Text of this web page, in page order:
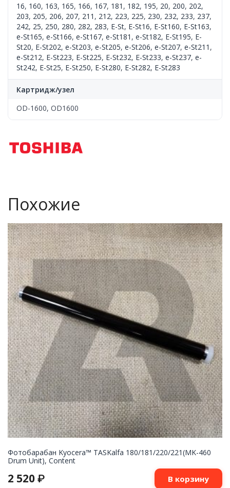
16, 160, 163, 165, 166, 167, 181 , 182, 195, 20, 200, 202,
203, 205, 206, 207, 211 , 212, 223, 225, 230, 232, 233, 237,
242, 25, 250, 280, 282, 283, E-St, E-St16, E-St160, E-St163,
e-St165, e-St166, e-St167, e-St181 , e-St182, E-St195, E-
St20, E-St202, e-St203, e-St205, e-St206, e-St207, e-St211 ,
e-St212, E-St223, E-St225, E-St232, E-St233, e-St237, e-
St242, E-St25, E-St250, E-St280, E-St282, E-St283
Картридж/узел
OD-1600, OD1600
Похожие
Фотобарабан Kyocera™ TASKalfa 180/181/220/221(MK-460
Drum Unit), Content
2 520 ₽ В корзину